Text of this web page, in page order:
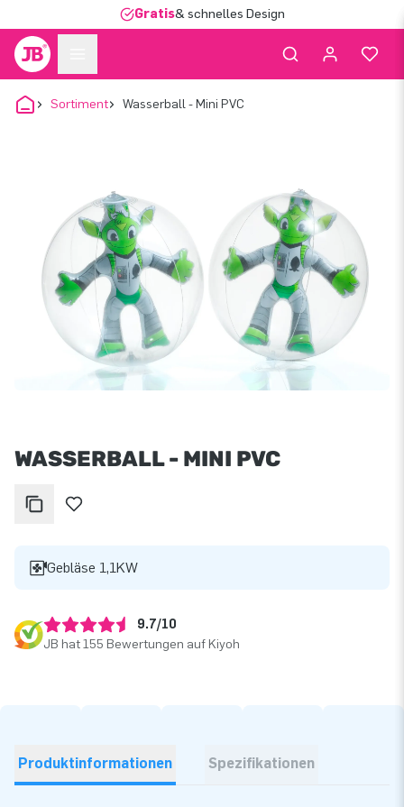
Gratis& schnelles Design
Sortiment Wasserball - Mini PVC
WASSERBALL - MINI PVC
Gebläse 1,1KW
9.7/10
JB hat 155 Bewertungen auf Kiyoh
Produktinformationen Spezifikationen